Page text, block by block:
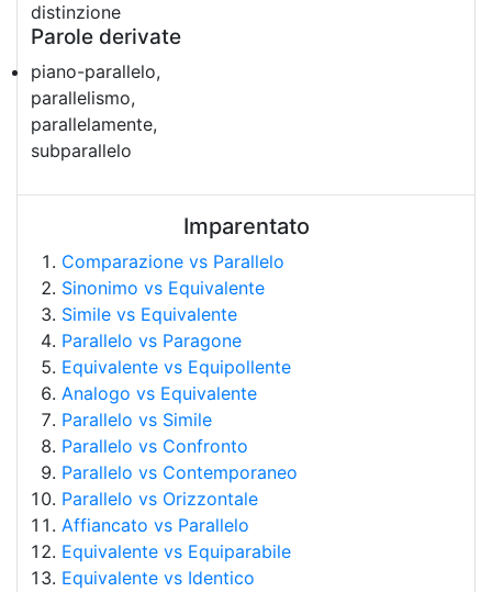
distinzione
Parole derivate
piano-parallelo,
parallelismo,
parallelamente,
subparallelo
Imparentato
Comparazione vs Parallelo
Sinonimo vs Equivalente
Simile vs Equivalente
Parallelo vs Paragone
Equivalente vs Equipollente
Analogo vs Equivalente
Parallelo vs Simile
Parallelo vs Confronto
Parallelo vs Contemporaneo
Parallelo vs Orizzontale
Affiancato vs Parallelo
Equivalente vs Equiparabile
Equivalente vs Identico